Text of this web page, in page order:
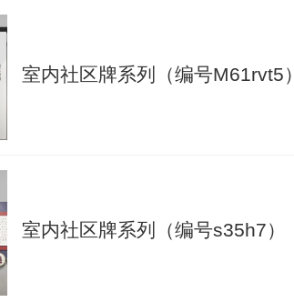
室内社区牌系列（编号M61rvt5）
室内社区牌系列（编号s35h7）